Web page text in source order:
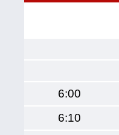
6:00
6:10